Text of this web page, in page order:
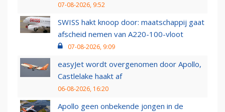
07-08-2026, 9:52
SWISS hakt knoop door: maatschappij gaat
afscheid nemen van A220-100-vloot
07-08-2026, 9:09
easyJet wordt overgenomen door Apollo,
Castlelake haakt af
06-08-2026, 16:20
Apollo geen onbekende jongen in de